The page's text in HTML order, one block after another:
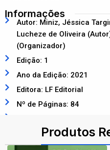
Informações
Autor: Miniz, Jéssica
Lucheze de Oliveira
(Organizador)
Edição: 1
Ano da Edição: 2021
Editora: LF Editorial
Nº de Páginas: 84
Produtos